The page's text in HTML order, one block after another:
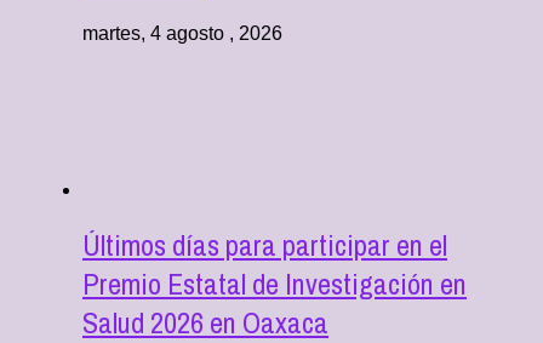
martes, 4 agosto , 2026
Últimos días para participar en el
Premio Estatal de Investigación en
Salud 2026 en Oaxaca